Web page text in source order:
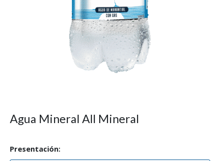
Agua Mineral All Mineral
Presentación: